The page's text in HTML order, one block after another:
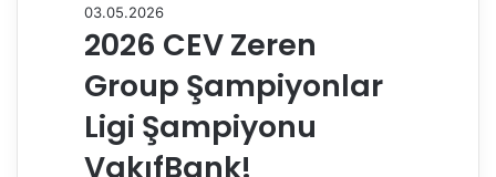
03.05.2026
2026 CEV Zeren
Group Şampiyonlar
Ligi Şampiyonu
VakıfBank!